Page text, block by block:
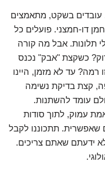
עובדים בשקט, מתאמצים
דו-חמצני. פועלים כל
ובלי תלונות. אבל מה קורה
כשקצת "אבק" נכנס
רמה? עד לא מזמן, היינו
קצת בדיקת נשימה
עומד להשתנות.
עמוק, לתוך סודות
תתכוננו לקבל
ידעתם שאתם צריכים.